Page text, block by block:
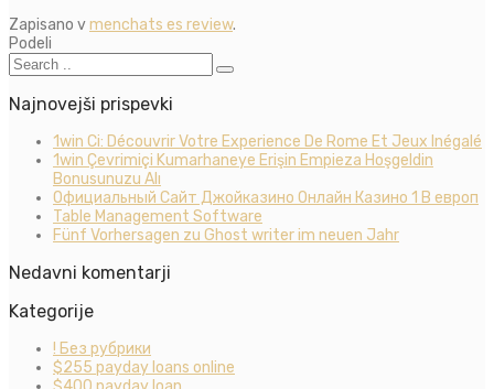
Zapisano vmenchats es review.
Podeli
Najnovejši prispevki
1win Ci: Découvrir Votre Experience De Rome Et Jeux Inégalé
1win Çevrimiçi Kumarhaneye Erişin Empieza Hoşgeldin
Bonusunuzu Alı
Официальный Сайт Джойказино Онлайн Казино 1 В европ
Table Management Software
Fünf Vorhersagen zu Ghost writer im neuen Jahr
Nedavni komentarji
Kategorije
! Без рубрики
$255 payday loans online